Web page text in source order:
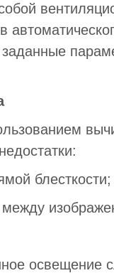
блесткости;
между
освещение